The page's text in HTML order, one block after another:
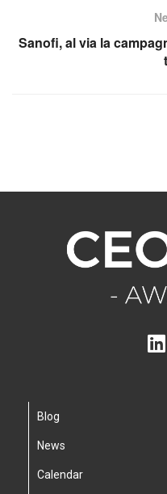
Sanofi, al via la
Blog
News
Calendar